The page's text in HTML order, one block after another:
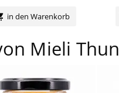
in den Warenkorb
Mieli Thun